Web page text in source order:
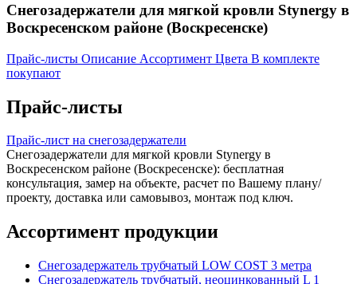
Снегозадержатели для мягкой кровли Stynergy в
Воскресенском районе (Воскресенске)
Прайс-листы Описание Ассортимент Цвета В комплекте
покупают
Прайс-листы
Прайс-лист на снегозадержатели
Снегозадержатели для мягкой кровли Stynergy в
Воскресенском районе (Воскресенске): бесплатная
консультация, замер на объекте, расчет по Вашему плану/
проекту, доставка или самовывоз, монтаж под ключ.
Ассортимент продукции
Снегозадержатель трубчатый LOW COST 3 метра
Снегозадержатель трубчатый, неоцинкованный L 1